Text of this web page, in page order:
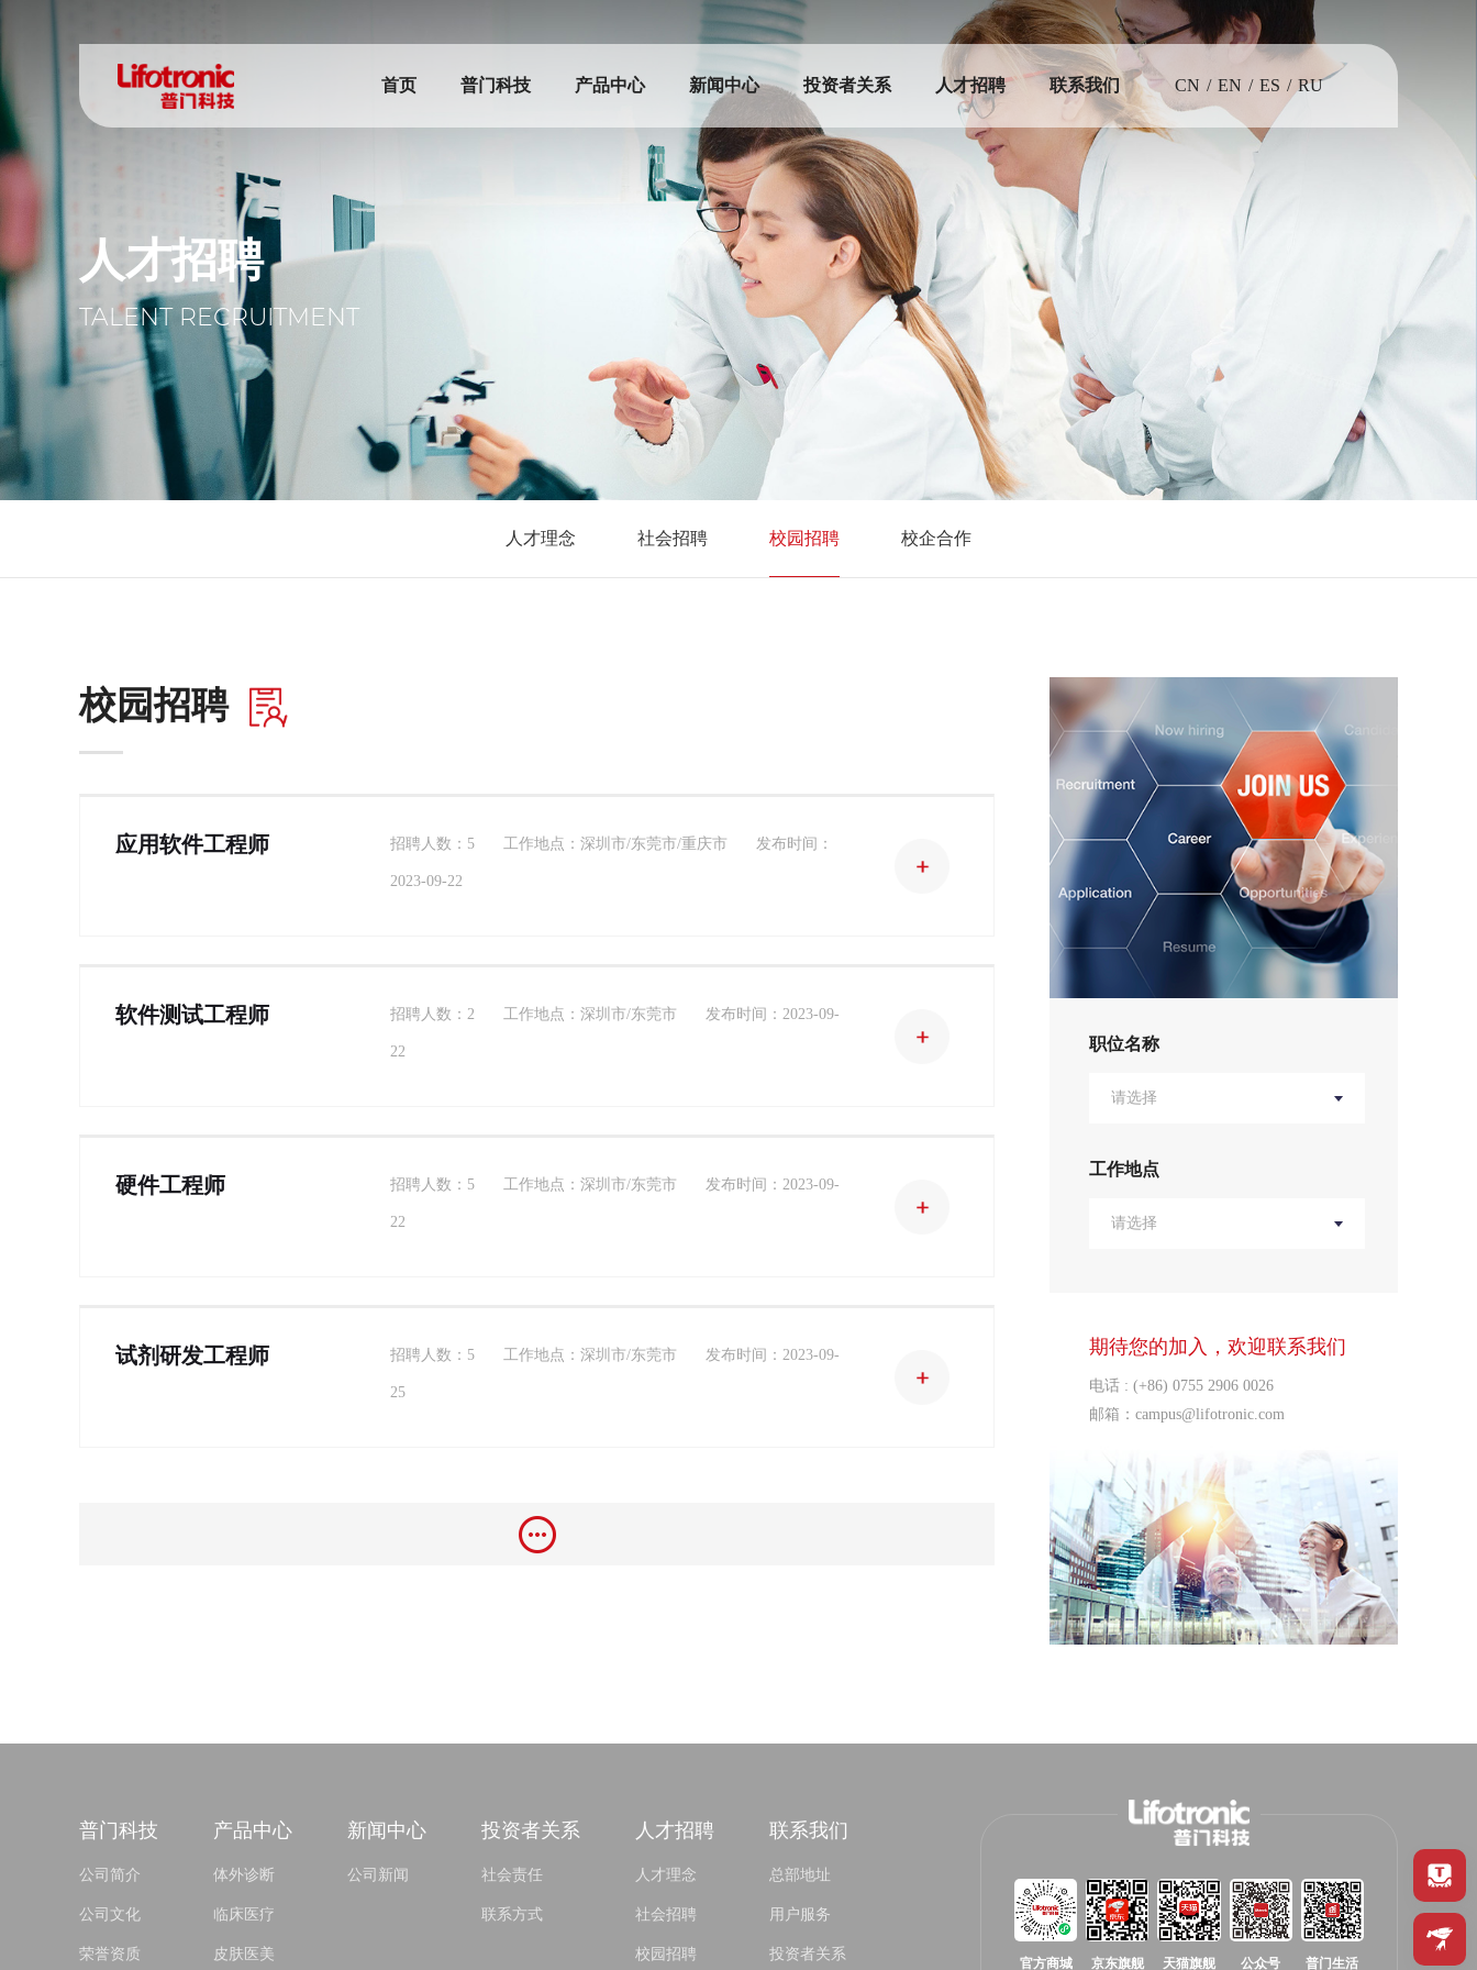
首页 普门科技 产品中心 新闻中心 投资者关系 人才招聘 联系我们 CN / EN / ES / RU
人才招聘
TALENT RECRUITMENT
人才理念 社会招聘 校园招聘 校企合作
校园招聘
应用软件工程师 招聘人数：5 工作地点：深圳市/东莞市/重庆市 发布时间：
2023-09-22
软件测试工程师 招聘人数：2 工作地点：深圳市/东莞市 发布时间：2023-09-
22
硬件工程师 招聘人数：5 工作地点：深圳市/东莞市 发布时间：2023-09-
22
试剂研发工程师 招聘人数：5 工作地点：深圳市/东莞市 发布时间：2023-09-
25
职位名称
请选择
工作地点
请选择
期待您的加入，欢迎联系我们
电话 : (+86) 0755 2906 0026
邮箱：campus@lifotronic.com
普门科技
公司简介
公司文化
荣誉资质
产品中心
体外诊断
临床医疗
皮肤医美
新闻中心
公司新闻
投资者关系
社会责任
联系方式
人才招聘
人才理念
社会招聘
校园招聘
联系我们
总部地址
用户服务
投资者关系
官方商城 京东旗舰 天猫旗舰 公众号 普门生活